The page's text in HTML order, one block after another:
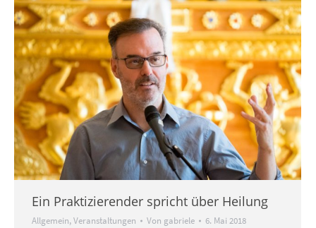
Ein Praktizierender spricht über Heilung
Allgemein,Veranstaltungen Von gabriele 6. Mai 2018